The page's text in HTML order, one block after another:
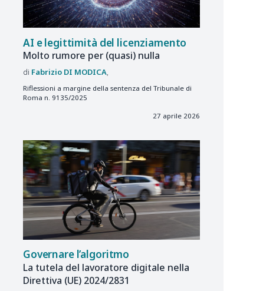
AI e legittimità del licenziamento
Molto rumore per (quasi) nulla
Fabrizio DI MODICA
Riflessioni a margine della sentenza del Tribunale di
Roma n. 9135/2025
27 aprile 2026
Governare l’algoritmo
La tutela del lavoratore digitale nella
Direttiva (UE) 2024/2831